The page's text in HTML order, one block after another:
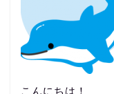
こんにちは！